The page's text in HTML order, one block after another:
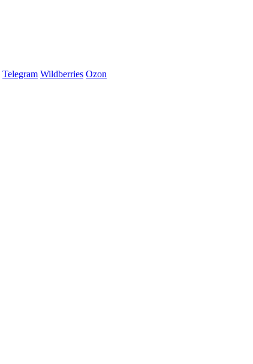
Telegram Wildberries Ozon